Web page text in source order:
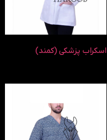
اسکراب پزشکی (کمند)